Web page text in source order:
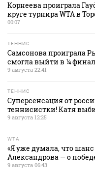
Корнеева проиграла
круге турнира WTA в
00:07
ТЕННИС
Самсонова проиграла
смогла выйти в ¼
9 августа 22:41
ТЕННИС
Суперсенсация от
теннисистки! Катя
9 августа 12:25
WTA
«Я уже думала, что
Александрова — о
9 августа 06:43